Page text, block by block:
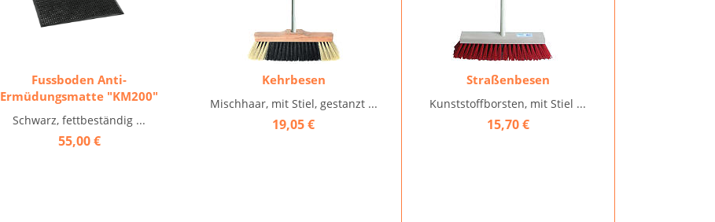
Fussboden Anti-
Ermüdungsmatte "KM200"
Schwarz, fettbeständig ...
55,00 €
Kehrbesen
Mischhaar, mit Stiel, gestanzt ...
19,05 €
Straßenbesen
Kunststoffborsten, mit Stiel ...
15,70 €